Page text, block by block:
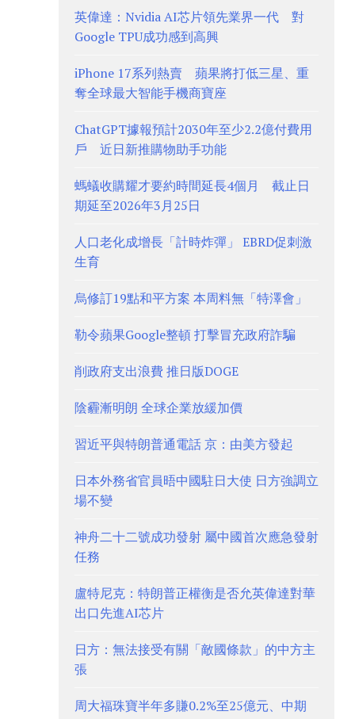
英偉達：Nvidia AI芯片領先業界一代 對
Google TPU成功感到高興
iPhone 17系列熱賣 蘋果將打低三星、重
奪全球最大智能手機商寶座
ChatGPT據報預計2030年至少2.2億付費用
戶 近日新推購物助手功能
螞蟻收購耀才要約時間延長4個月 截止日
期延至2026年3月25日
人口老化成增長「計時炸彈」 EBRD促刺激
生育
烏修訂19點和平方案 本周料無「特澤會」
勒令蘋果Google整頓 打擊冒充政府詐騙
削政府支出浪費 推日版DOGE
陰霾漸明朗 全球企業放緩加價
習近平與特朗普通電話 京：由美方發起
日本外務省官員晤中國駐日大使 日方強調立
場不變
神舟二十二號成功發射 屬中國首次應急發射
任務
盧特尼克：特朗普正權衡是否允英偉達對華
出口先進AI芯片
日方：無法接受有關「敵國條款」的中方主
張
周大福珠寶半年多賺0.2%至25億元、中期